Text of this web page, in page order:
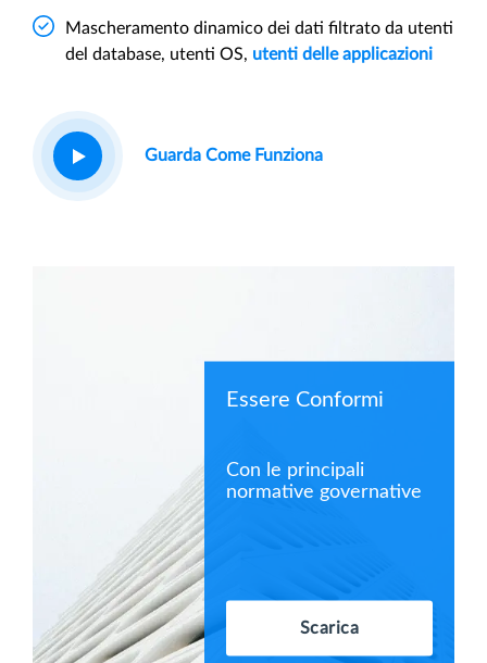
Mascheramento dinamico dei dati filtrato da utenti
del database, utenti OS, utenti delle applicazioni
Guarda Come Funziona
Essere Conformi
Con le principali
normative governative
Scarica